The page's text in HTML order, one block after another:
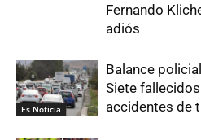
Fernando
adiós
Es Noticia
Balance
Siete
accidentes de